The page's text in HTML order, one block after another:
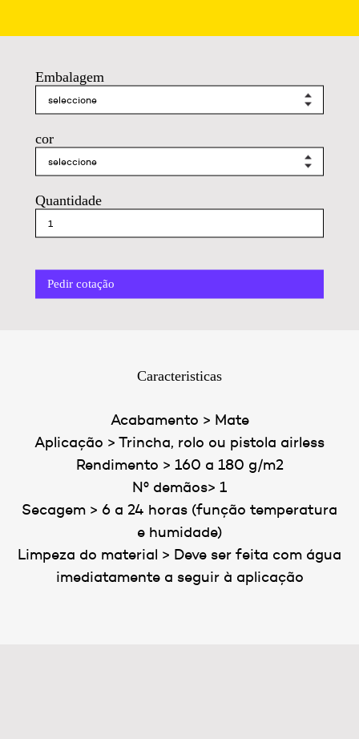
Embalagem
cor
Quantidade
Pedir cotação
Caracteristicas
Acabamento > Mate
Aplicação > Trincha, rolo ou pistola airless
Rendimento > 160 a 180 g/m2
Nº demãos> 1
Secagem > 6 a 24 horas (função temperatura
e humidade)
Limpeza do material > Deve ser feita com água
imediatamente a seguir à aplicação